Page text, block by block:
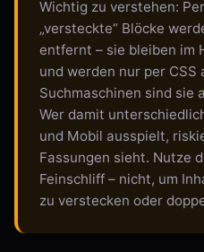
Wichtig zu verstehen:
„versteckte“ Blöcke
entfernt – sie bleiben im
und werden nur per CSS
Suchmaschinen sind sie
Wer damit
und Mobil ausspielt,
Fassungen sieht. Nutze
Feinschliff – nicht, um
zu verstecken oder